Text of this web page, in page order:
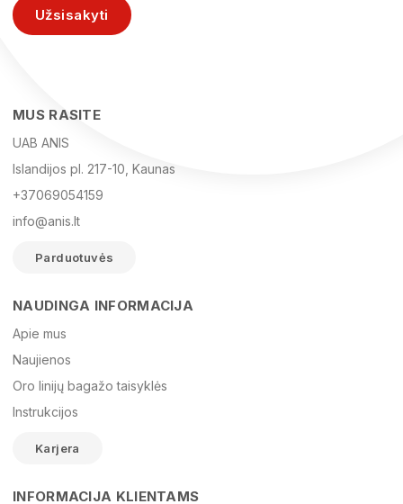
El. paštas
Žinutė
Užsisakyti
MUS RASITE
UAB ANIS
Islandijos pl. 217-10, Kaunas
+37069054159
info@anis.lt
Parduotuvės
NAUDINGA INFORMACIJA
Apie mus
Naujienos
Oro linijų bagažo taisyklės
Instrukcijos
Karjera
INFORMACIJA KLIENTAMS